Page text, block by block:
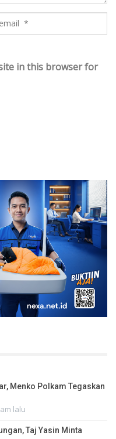
in this browser for
Menko Polkam Tegaskan
lalu
Taj Yasin Minta